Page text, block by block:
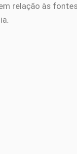
relação às